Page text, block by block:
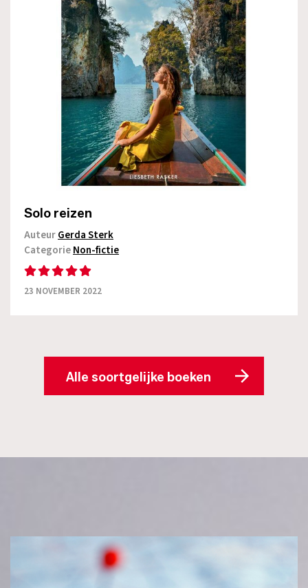
Solo reizen
AuteurGerda Sterk
CategorieNon-fictie
23 NOVEMBER 2022
Alle soortgelijke boeken